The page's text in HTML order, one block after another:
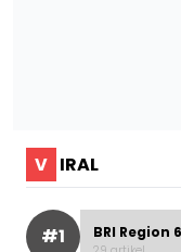
V IRAL
#1 BRI Region